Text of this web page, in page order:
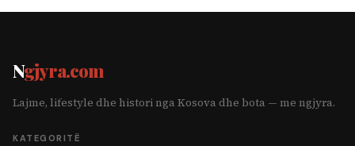
Ngjyra.com
Lajme, lifestyle dhe histori nga Kosova dhe bota — me ngjyra.
KATEGORITË